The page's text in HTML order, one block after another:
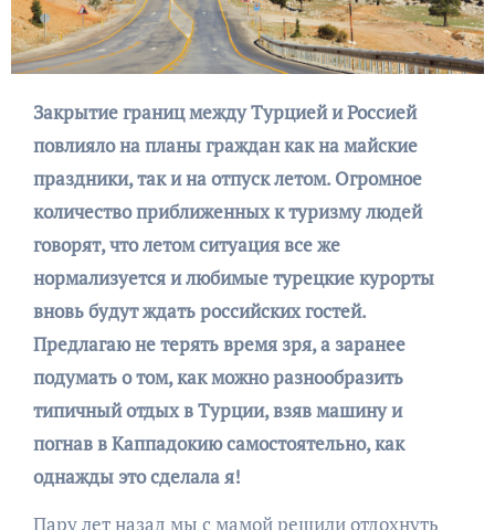
Закрытие границ между Турцией и Россией
повлияло на планы граждан как на майские
праздники, так и на отпуск летом. Огромное
количество приближенных к туризму людей
говорят, что летом ситуация все же
нормализуется и любимые турецкие курорты
вновь будут ждать российских гостей.
Предлагаю не терять время зря, а заранее
подумать о том, как можно разнообразить
типичный отдых в Турции, взяв машину и
погнав в Каппадокию самостоятельно, как
однажды это сделала я!
Пару лет назад мы с мамой решили отдохнуть